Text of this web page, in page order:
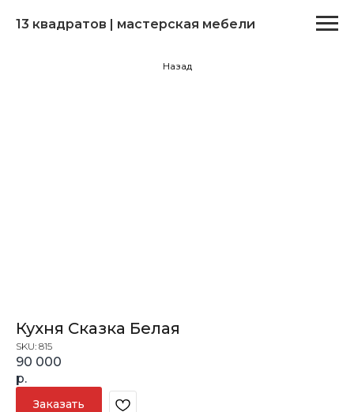
13 квадратов | мастерская мебели
Назад
Кухня Сказка Белая
SKU: 815
90 000
р.
Заказать